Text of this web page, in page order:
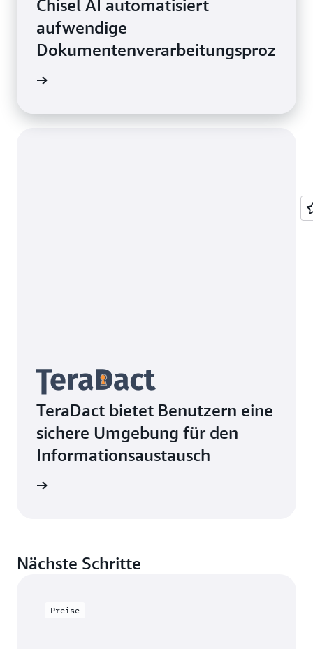
Chisel AI automatisiert
aufwendige
Dokumentenverarbeitungsprozesse
TeraDact bietet Benutzern eine
sichere Umgebung für den
Informationsaustausch
Nächste Schritte
Preise